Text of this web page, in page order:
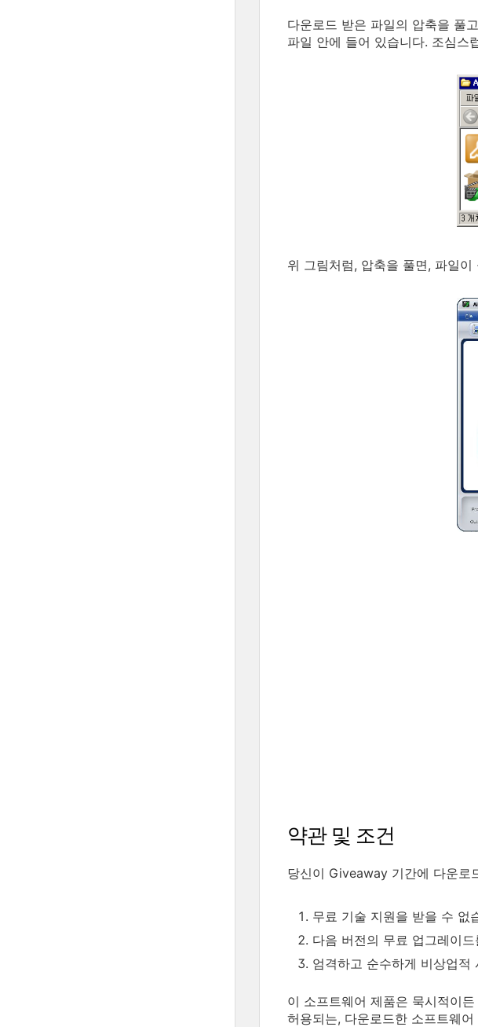
다운로드 받은 파일의 압축을 풀
파일 안에 들어 있습니다. 조심스
위 그림처럼, 압축을 풀면, 파일
약관 및 조건
당신이 Giveaway 기간에 다운로
무료 기술 지원을 받을 수
다음 버전의 무료 업그레이
엄격하고 순수하게 비상업
이 소프트웨어 제품은 묵시적이
허용되는, 다운로드한 소프트웨